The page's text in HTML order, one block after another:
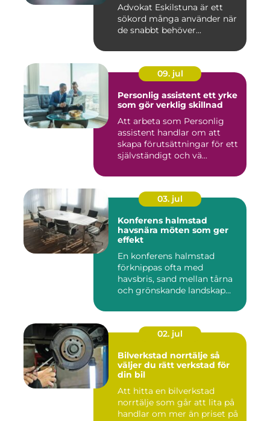
Advokat Eskilstuna är ett
sökord många använder när
de snabbt behöver...
09. jul
Personlig assistent ett yrke
som gör verklig skillnad
Att arbeta som Personlig
assistent handlar om att
skapa förutsättningar för ett
självständigt och vä...
03. jul
Konferens halmstad
havsnära möten som ger
effekt
En konferens halmstad
förknippas ofta med
havsbris, sand mellan tårna
och grönskande landskap
02. jul
Bilverkstad norrtälje så
väljer du rätt verkstad för
din bil
Att hitta en bilverkstad
norrtälje som går att lita på
handlar om mer än priset på